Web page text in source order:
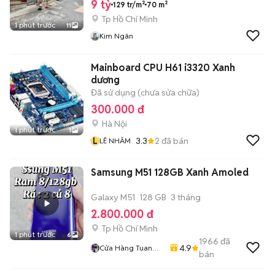
1 phút trước 11
9 tỷ 129 tr/m² 70 m²
Tp Hồ Chí Minh
Kim Ngân
1 phút trước 1
Mainboard CPU H61 i3320 Xanh
dương
Đã sử dụng (chưa sửa chữa)
300.000 đ
Hà Nội
L LÊ NHÂM 3.3 2 đã bán
1 phút trước 6
Samsung M51 128GB Xanh Amoled
Galaxy M51 128 GB 3 tháng
2.800.000 đ
Tp Hồ Chí Minh
Cửa Hàng Tuan
4.9
1966 đã
bán